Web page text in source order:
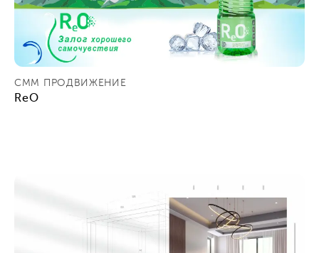
СММ ПРОДВИЖЕНИЕ
ReO